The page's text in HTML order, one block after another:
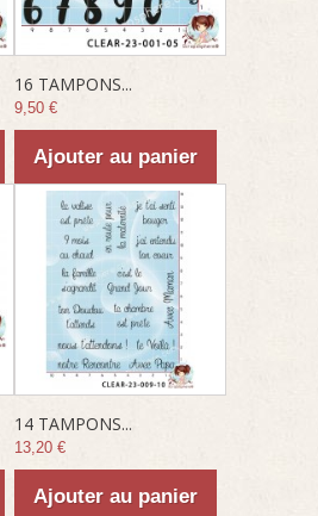
16 TAMPONS...
9,50 €
Ajouter au panier
14 TAMPONS...
13,20 €
Ajouter au panier